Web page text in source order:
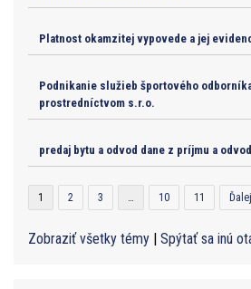
Platnost okamzitej vypovede a jej
Podnikanie služieb športového
prostredníctvom s.r.o.
predaj bytu a odvod dane z príjmu a
1 2 3 … 10 11
Zobraziť všetky témy Spýtať sa inú